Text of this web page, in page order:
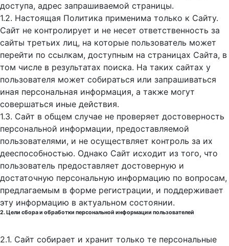
доступа, адрес запрашиваемой страницы.
1.2. Настоящая Политика применима только к Сайту.
Сайт не контролирует и не несет ответственность за
сайты третьих лиц, на которые пользователь может
перейти по ссылкам, доступным на страницах Сайта, в
том числе в результатах поиска. На таких сайтах у
пользователя может собираться или запрашиваться
иная персональная информация, а также могут
совершаться иные действия.
1.3. Сайт в общем случае не проверяет достоверность
персональной информации, предоставляемой
пользователями, и не осуществляет контроль за их
дееспособностью. Однако Сайт исходит из того, что
пользователь предоставляет достоверную и
достаточную персональную информацию по вопросам,
предлагаемым в форме регистрации, и поддерживает
эту информацию в актуальном состоянии.
2. Цели сбора и обработки персональной информации пользователей
2.1. Сайт собирает и хранит только те персональные